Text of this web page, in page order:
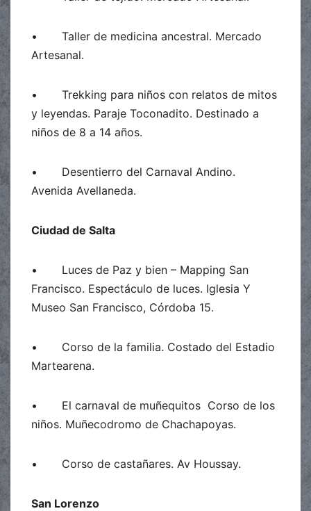
• Taller de medicina ancestral. Mercado
Artesanal.
• Trekking para niños con relatos de mitos
y leyendas. Paraje Toconadito. Destinado a
niños de 8 a 14 años.
• Desentierro del Carnaval Andino.
Avenida Avellaneda.
Ciudad de Salta
• Luces de Paz y bien – Mapping San
Francisco. Espectáculo de luces. Iglesia Y
Museo San Francisco, Córdoba 15.
• Corso de la familia. Costado del Estadio
Martearena.
• El carnaval de muñequitos Corso de los
niños. Muñecodromo de Chachapoyas.
• Corso de castañares. Av Houssay.
San Lorenzo